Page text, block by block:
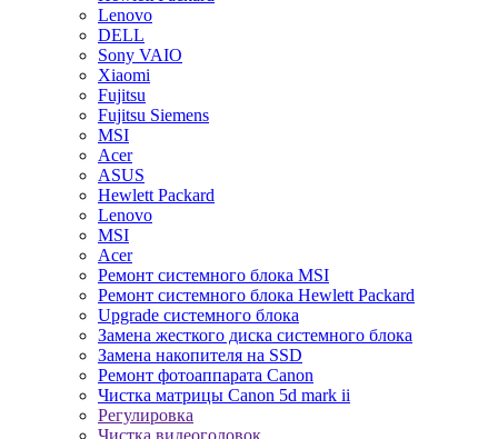
Lenovo
DELL
Sony VAIO
Xiaomi
Fujitsu
Fujitsu Siemens
MSI
Acer
ASUS
Hewlett Packard
Lenovo
MSI
Acer
Ремонт системного блока MSI
Ремонт системного блока Hewlett Packard
Upgrade системного блока
Замена жесткого диска системного блока
Замена накопителя на SSD
Ремонт фотоаппарата Canon
Чистка матрицы Canon 5d mark ii
Регулировка
Чистка видеоголовок